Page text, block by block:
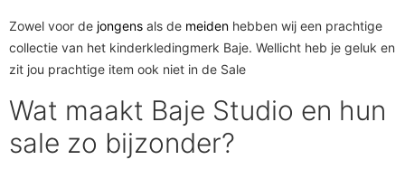
Zowel voor de jongens als de meiden hebben wij een prachtige
collectie van het kinderkledingmerk Baje. Wellicht heb je geluk en
zit jou prachtige item ook niet in de Sale
Wat maakt Baje Studio en hun
sale zo bijzonder?